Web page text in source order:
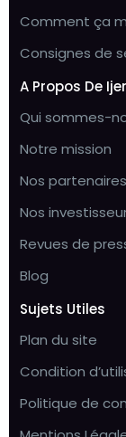
Comment ça
Consignes de
A Propos De
Qui sommes-
Notre mission
Nos partenaires
Nos
Revues de
Blog
Sujets Utiles
Plan du site
Condition
Politique de